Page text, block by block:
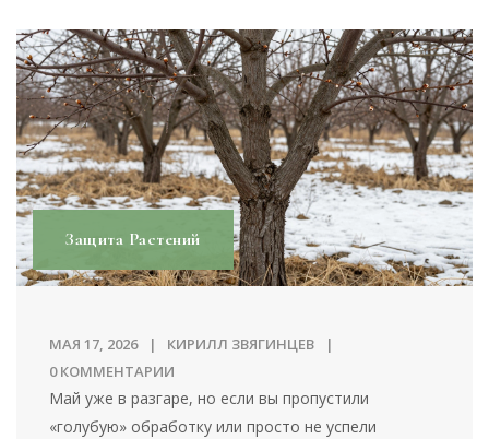
Защита Растений
МАЯ 17, 2026
КИРИЛЛ ЗВЯГИНЦЕВ
0 КОММЕНТАРИИ
Май уже в разгаре, но если вы пропустили
«голубую» обработку или просто не успели